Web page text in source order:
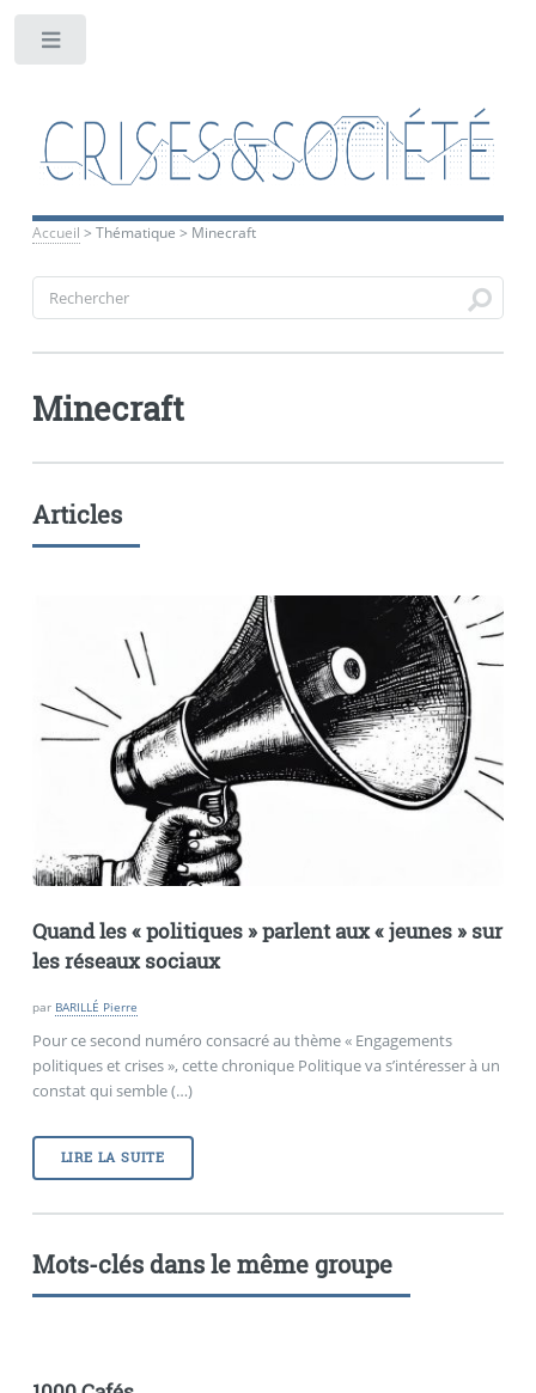
Accueil > Thématique > Minecraft
Minecraft
Articles
Quand les «politiques» parlent aux «jeunes» sur
les réseaux sociaux
par BARILLÉ Pierre
Pour ce second numéro consacré au thème « Engagements
politiques et crises », cette chronique Politique va s’intéresser à un
constat qui semble (…)
LIRE LA SUITE
Mots-clés dans le même groupe